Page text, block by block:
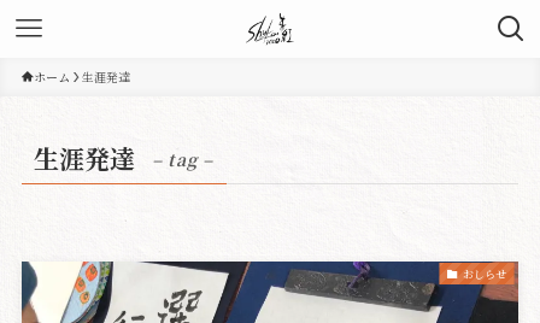
ホーム 生涯発達
生涯発達 – tag –
おしらせ